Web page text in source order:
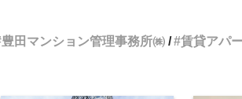
豊田マンション管理事務所㈱ 賃貸アパ